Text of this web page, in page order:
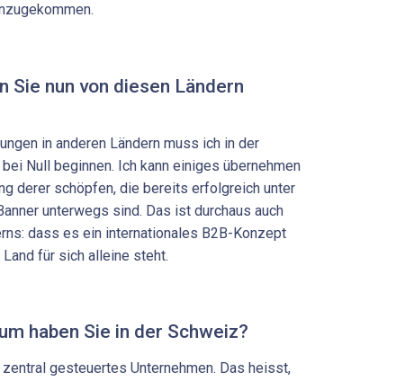
Sie nun von diesen Ländern
in anderen Ländern muss ich in der
Null beginnen. Ich kann einiges übernehmen
derer schöpfen, die bereits erfolgreich unter
unterwegs sind. Das ist durchaus auch
dass es ein internationales B2B-Konzept
für sich alleine steht.
haben Sie in der Schweiz?
gesteuertes Unternehmen. Das heisst,